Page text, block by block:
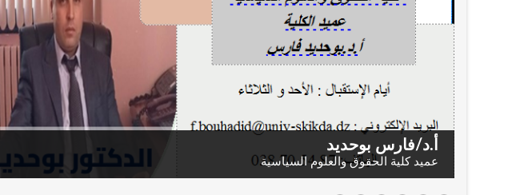
أ.د/فارس بوحديد
عميد كلية الحقوق والعلوم السياسية